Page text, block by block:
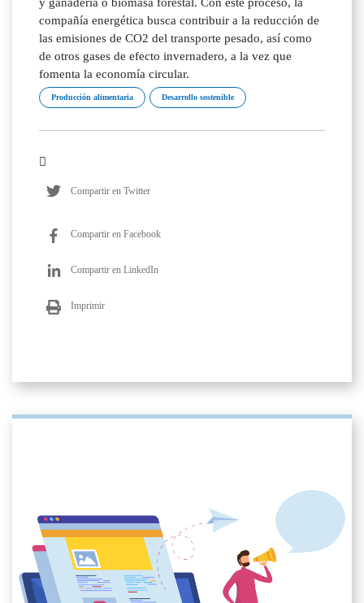
y ganadería o biomasa forestal. Con este proceso, la
compañía energética busca contribuir a la reducción de
las emisiones de CO2 del transporte pesado, así como
de otros gases de efecto invernadero, a la vez que
fomenta la economía circular.
Producción alimentaria Desarrollo sostenible
Compartir en Twitter
Compartir en Facebook
Compartir en LinkedIn
Imprimir